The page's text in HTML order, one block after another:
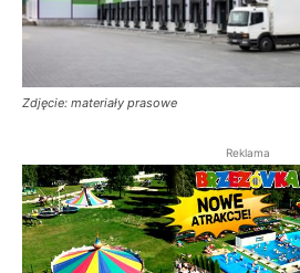
Zdjęcie: materiały prasowe
Reklama